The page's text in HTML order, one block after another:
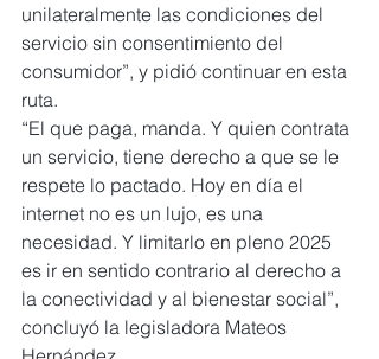
unilateralmente las condiciones del
servicio sin consentimiento del
consumidor”, y pidió continuar en esta
ruta.
“El que paga, manda. Y quien contrata
un servicio, tiene derecho a que se le
respete lo pactado. Hoy en día el
internet no es un lujo, es una
necesidad. Y limitarlo en pleno 2025
es ir en sentido contrario al derecho a
la conectividad y al bienestar social”,
concluyó la legisladora Mateos